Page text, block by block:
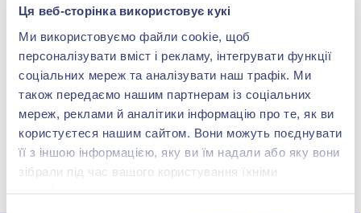
Ця веб-сторінка використовує кукі
Ми використовуємо файли cookie, щоб
персоналізувати вміст і рекламу, інтегрувати функції
соціальних мереж та аналізувати наш трафік. Ми
також передаємо нашим партнерам із соціальних
мереж, реклами й аналітики інформацію про те, як ви
користуєтеся нашим сайтом. Вони можуть поєднувати
її з іншою інформацією, яку ви їм надали або яку вони
зібрали під час вашого користування їхніми
серебра 925° с Чёрным
19 877,00 грн
11 926,20 грн
(арт. 9560197ч)
Купить
МЫ В INSTAGRAM